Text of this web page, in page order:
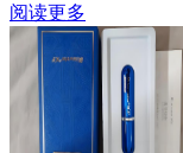
阅读更多